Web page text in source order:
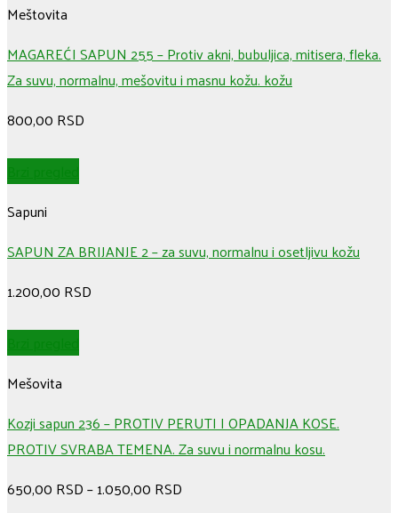
Meštovita
MAGAREĆI SAPUN 255 – Protiv akni, bubuljica, mitisera, fleka.
Za suvu, normalnu, mešovitu i masnu kožu. kožu
800,00 RSD
Sapuni
SAPUN ZA BRIJANJE 2 – za suvu, normalnu i osetljivu kožu
1.200,00 RSD
Mešovita
Kozji sapun 236 – PROTIV PERUTI I OPADANJA KOSE.
PROTIV SVRABA TEMENA. Za suvu i normalnu kosu.
650,00 RSD–1.050,00 RSD